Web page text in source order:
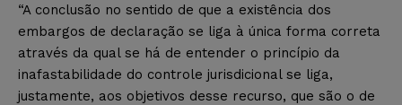
“A conclusão no sentido de que a existência dos
embargos de declaração se liga à única forma correta
através da qual se há de entender o princípio da
inafastabilidade do controle jurisdicional se liga,
justamente, aos objetivos desse recurso, que são o de